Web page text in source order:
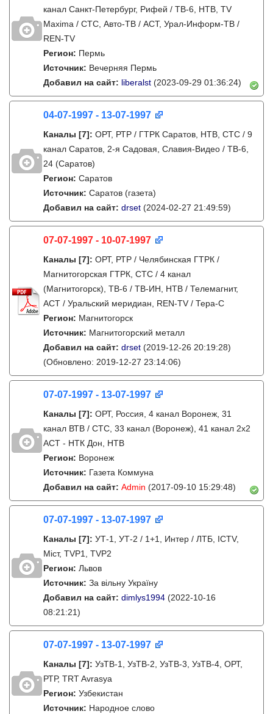
канал Санкт-Петербург, Рифей / ТВ-6, НТВ, TV
Maxima / СТС, Авто-ТВ / АСТ, Урал-Информ-ТВ /
REN-TV
Регион: Пермь
Источник: Вечерняя Пермь
Добавил на сайт: liberalst (2023-09-29 01:36:24)
04-07-1997 - 13-07-1997
Каналы [7]: ОРТ, РТР / ГТРК Саратов, НТВ, СТС / 9
канал Саратов, 2-я Садовая, Славия-Видео / ТВ-6,
24 (Саратов)
Регион: Саратов
Источник: Саратов (газета)
Добавил на сайт: drset (2024-02-27 21:49:59)
07-07-1997 - 10-07-1997
Каналы [7]: ОРТ, РТР / Челябинская ГТРК /
Магнитогорская ГТРК, СТС / 4 канал
(Магнитогорск), ТВ-6 / ТВ-ИН, НТВ / Телемагнит,
АСТ / Уральский меридиан, REN-TV / Тера-С
Регион: Магнитогорск
Источник: Магнитогорский металл
Добавил на сайт: drset (2019-12-26 20:19:28)
(Обновлено: 2019-12-27 23:14:06)
07-07-1997 - 13-07-1997
Каналы [7]: ОРТ, Россия, 4 канал Воронеж, 31
канал ВТВ / СТС, 33 канал (Воронеж), 41 канал 2x2
АСТ - НТК Дон, НТВ
Регион: Воронеж
Источник: Газета Коммуна
Добавил на сайт: Admin (2017-09-10 15:29:48)
07-07-1997 - 13-07-1997
Каналы [7]: УТ-1, УТ-2 / 1+1, Интер / ЛТБ, ICTV,
Міст, TVP1, TVP2
Регион: Львов
Источник: За вільну Україну
Добавил на сайт: dimlys1994 (2022-10-16
08:21:21)
07-07-1997 - 13-07-1997
Каналы [7]: УзТВ-1, УзТВ-2, УзТВ-3, УзТВ-4, ОРТ,
РТР, TRT Avrasya
Регион: Узбекистан
Источник: Народное слово